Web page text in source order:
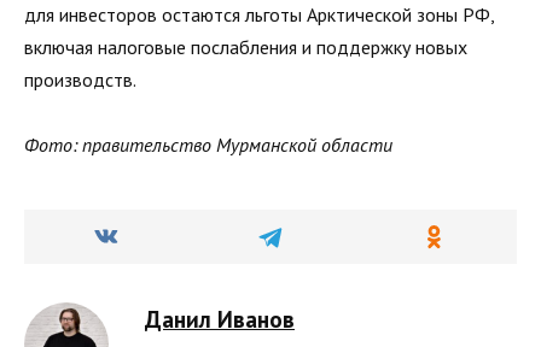
для инвесторов остаются льготы Арктической зоны РФ,
включая налоговые послабления и поддержку новых
производств.
Фото: правительство Мурманской области
Данил Иванов